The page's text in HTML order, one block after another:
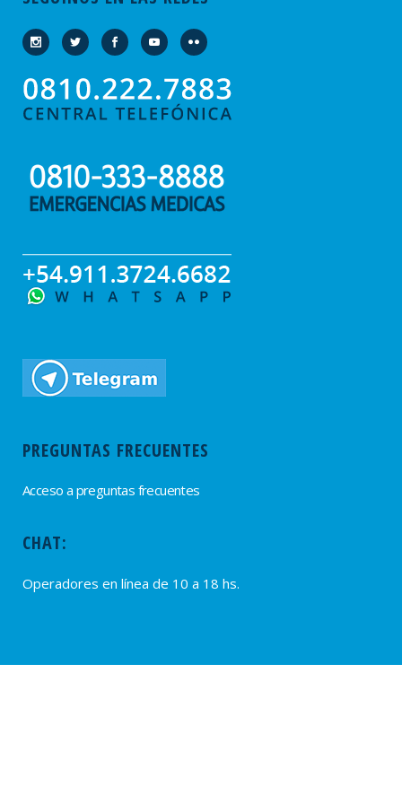
PREGUNTAS FRECUENTES
Acceso a preguntas frecuentes
CHAT:
Operadores en línea de 10 a 18 hs.
PROVEEDORES